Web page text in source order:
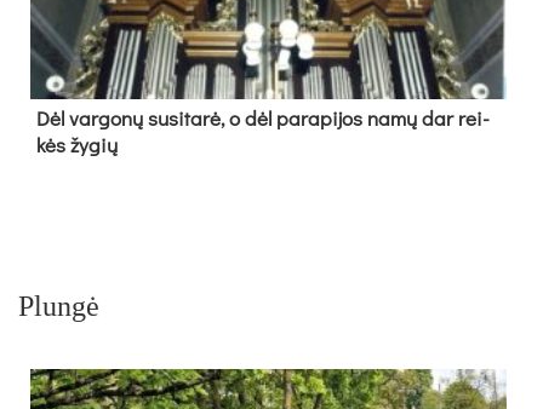
Dėl var­go­nų su­si­ta­rė, o dėl pa­ra­pi­jos na­mų dar rei­
kės žy­gių
Plungė